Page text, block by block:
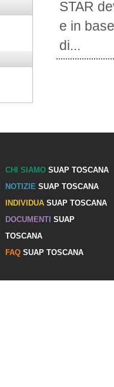
STAR
e in
di...
CHI SIAMOSUAP TOSCANA
NOTIZIE SUAP TOSCANA
INDIVIDUASUAP TOSCANA
DOCUMENTI SUAP
TOSCANA
FAQSUAP TOSCANA